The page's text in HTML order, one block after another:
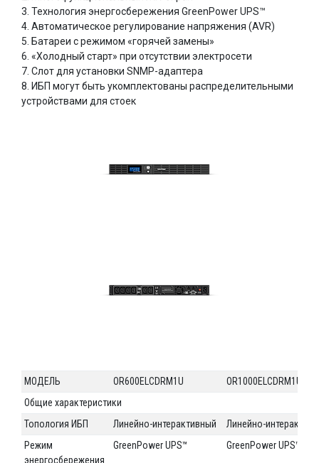
3. Технология энергосбережения GreenPower UPS™
4. Автоматическое регулирование напряжения (AVR)
5. Батареи с режимом «горячей замены»
6. «Холодный старт» при отсутствии электросети
7. Слот для установки SNMP-адаптера
8. ИБП могут быть укомплектованы распределительными
устройствами для стоек
МОДЕЛЬ OR600ELCDRM1U
OR1000ELCDRM1U
Общие характеристики
Топология ИБП
Линейно-интерактивный
Линейно-
Режим
энергосбережения
GreenPower UPS™ GreenPower UPS™